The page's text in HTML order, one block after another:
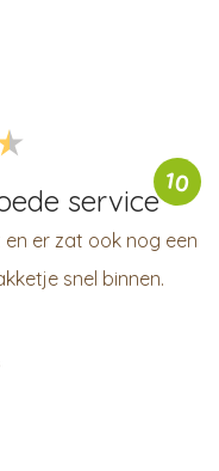
10
service
er zat ook nog een
snel binnen.